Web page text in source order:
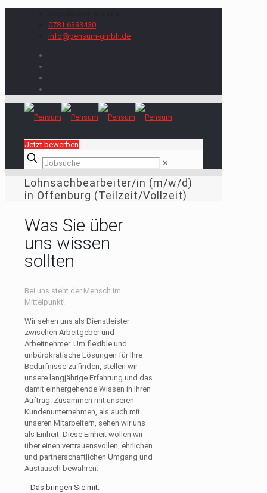
0781 6393430
info@pensum-gmbh.de
Jetzt bewerben
✕
Lohnsachbearbeiter/in (m/w/d)
in Offenburg (Teilzeit/Vollzeit)
Was Sie über
uns wissen
sollten
Bei uns steht der Mensch im
Mittelpunkt!
Wir sehen uns als Dienstleister
zwischen Arbeitgeber und
Arbeitnehmer. Um flexible und
unbürokratische Lösungen für Ihre
Bedürfnisse zu finden, stellen wir
unsere langjährige Erfahrung und das
damit einhergehende Wissen in Ihren
Auftrag. Zusammen mit unseren
Kundenunternehmen, als auch mit
unseren Mitarbeitern, sehen wir uns
als Einheit. Diese Einheit wollen wir
über einen vertrauensvollen, ehrlichen
und partnerschaftlichen Umgang und
Austausch bewahren.
Das bringen Sie mit: